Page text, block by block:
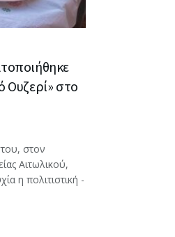
Ουζερί» στο
στον
Αιτωλικού,
η πολιτιστική -